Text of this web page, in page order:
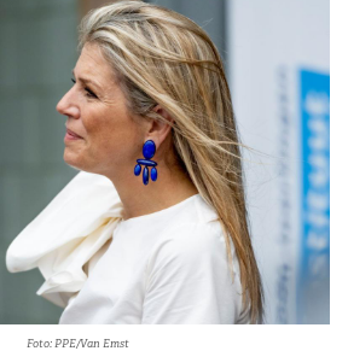
Foto: PPE/Van Emst